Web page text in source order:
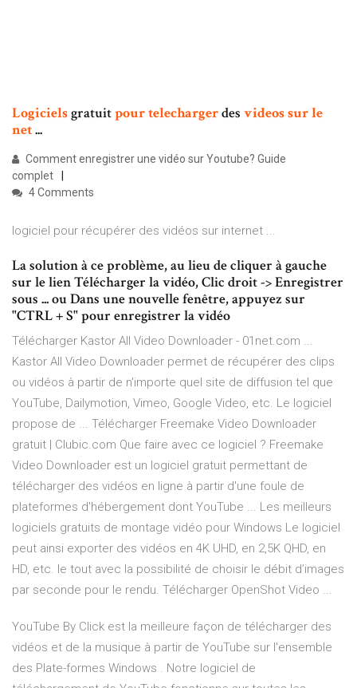
Logicielsgratuitpourtelechargerdes videossurle
net...
Comment enregistrer une vidéo sur Youtube? Guide
complet
4 Comments
logiciel pour récupérer des vidéos sur internet ...
La solution à ce problème, au lieu de cliquer à gauche
sur le lien Télécharger la vidéo, Clic droit -> Enregistrer
sous ... ou Dans une nouvelle fenêtre, appuyez sur
"CTRL + S" pour enregistrer la vidéo
Télécharger Kastor All Video Downloader - 01net.com ...
Kastor All Video Downloader permet de récupérer des clips
ou vidéos à partir de n'importe quel site de diffusion tel que
YouTube, Dailymotion, Vimeo, Google Video, etc. Le logiciel
propose de ... Télécharger Freemake Video Downloader
gratuit | Clubic.com Que faire avec ce logiciel ? Freemake
Video Downloader est un logiciel gratuit permettant de
télécharger des vidéos en ligne à partir d'une foule de
plateformes d'hébergement dont YouTube ... Les meilleurs
logiciels gratuits de montage vidéo pour Windows Le logiciel
peut ainsi exporter des vidéos en 4K UHD, en 2,5K QHD, en
HD, etc. le tout avec la possibilité de choisir le débit d’images
par seconde pour le rendu. Télécharger OpenShot Video ...
YouTube By Click est la meilleure façon de télécharger des
vidéos et de la musique à partir de YouTube sur l'ensemble
des Plate-formes Windows . Notre logiciel de